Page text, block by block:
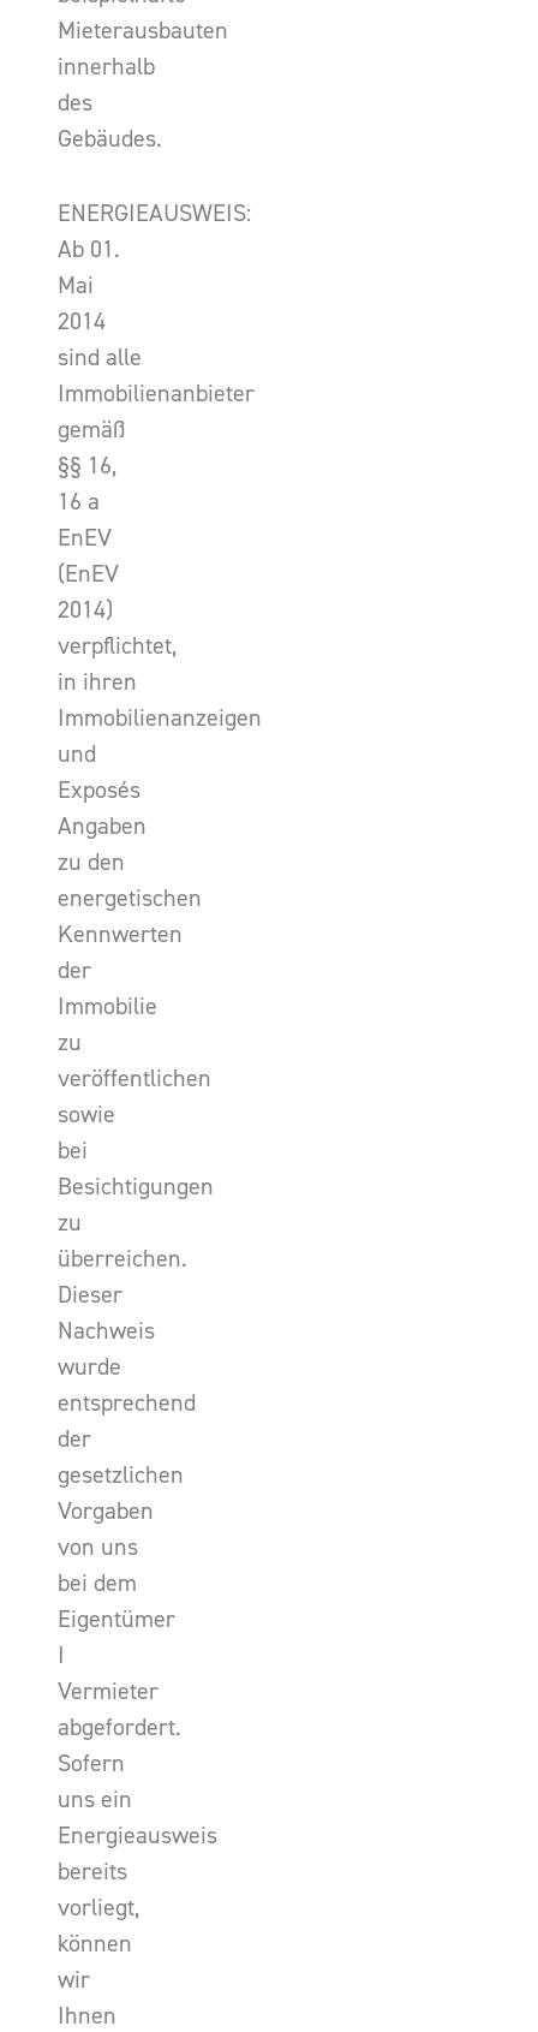
Mieterausbauten
innerhalb
des
Gebäudes.
ENERGIEAUSWEIS:
Ab 01.
Mai
2014
sind alle
Immobilienanbieter
gemäß
§§ 16,
16 a
EnEV
(EnEV
2014)
verpflichtet,
in ihren
Immobilienanzeigen
und
Exposés
Angaben
zu den
energetischen
Kennwerten
der
Immobilie
zu
veröffentlichen
sowie
bei
Besichtigungen
zu
überreichen.
Dieser
Nachweis
wurde
entsprechend
der
gesetzlichen
Vorgaben
von uns
bei dem
Eigentümer
I
Vermieter
abgefordert.
Sofern
uns ein
Energieausweis
bereits
vorliegt,
können
wir
Ihnen